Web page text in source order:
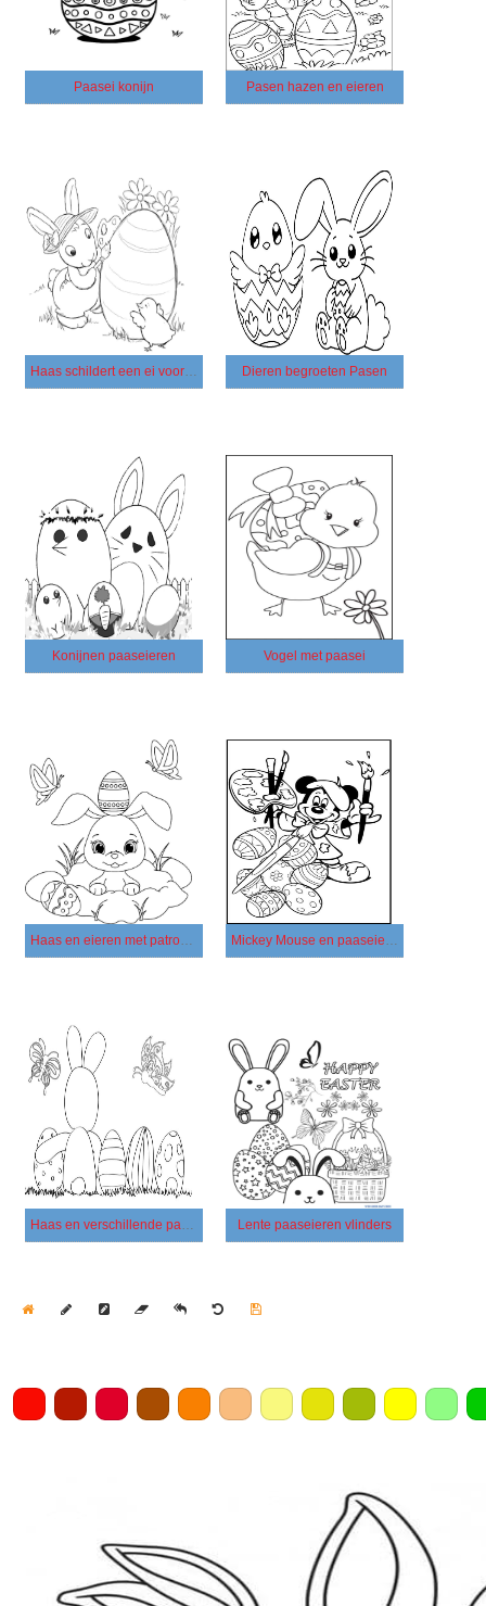
Paasei konijn Pasen hazen en eieren
Haas schildert een ei voor Pasen Dieren begroeten Pasen
Konijnen paaseieren Vogel met paasei
Haas en eieren met patronen Mickey Mouse en paaseieren
Haas en verschillende paaseieren Lente paaseieren vlinders